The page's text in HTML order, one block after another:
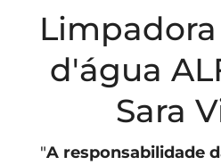
d'água
Sara
"A responsabilidade